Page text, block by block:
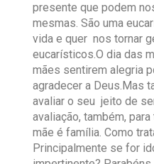
presente que podem
mesmas. São uma
vida e quer nos tornar
eucarísticos.O dia das
mães sentirem alegria
agradecer a Deus.Mas
avaliar o seu jeito de
avaliação, também,
mãe é família. Como
Principalmente se for